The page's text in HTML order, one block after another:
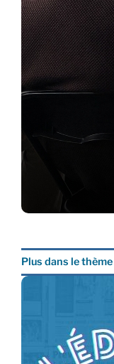
Plus dans le